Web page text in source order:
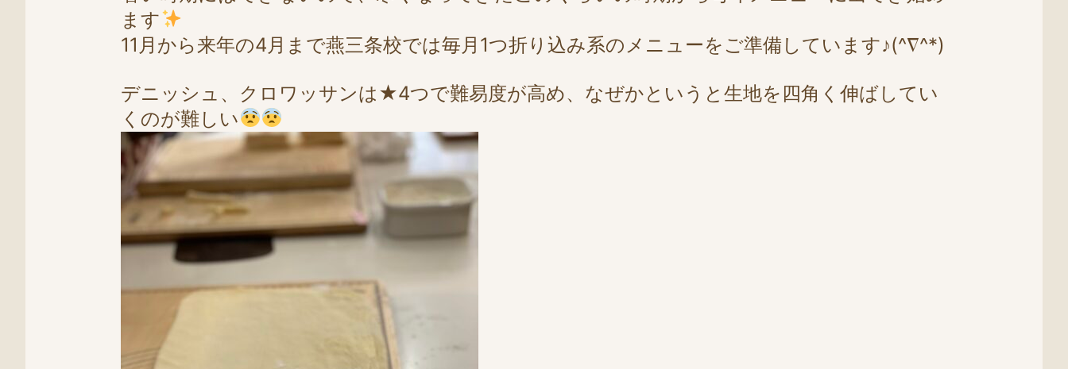
ます
11月から来年の4月まで燕三条校では毎月1つ折り込み系のメニューをご準備しています♪(^∇^*)
デニッシュ、クロワッサンは★4つで難易度が高め、なぜかというと生地を四角く伸ばしてい
くのが難しい